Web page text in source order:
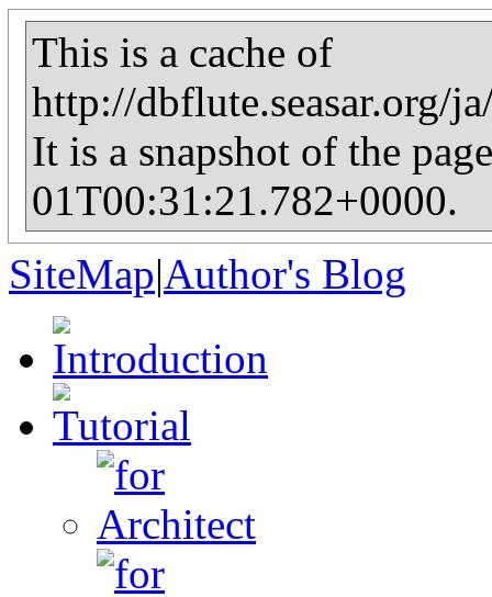
This is a cache of
http://dbflute.seasar.org/
It is a snapshot of the
01T00:31:21.782+0000.
SiteMap|Author's Blog